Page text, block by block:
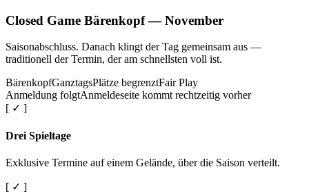
Closed Game Bärenkopf — November
Saisonabschluss. Danach klingt der Tag gemeinsam aus —
traditionell der Termin, der am schnellsten voll ist.
BärenkopfGanztagsPlätze begrenztFair Play
Anmeldung folgtAnmeldeseite kommt rechtzeitig vorher
[ ✓ ]
Drei Spieltage
Exklusive Termine auf einem Gelände, über die Saison verteilt.
[ ✓ ]